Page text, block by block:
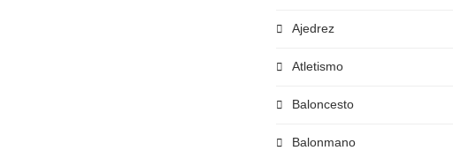
Ajedrez
Atletismo
Baloncesto
Balonmano